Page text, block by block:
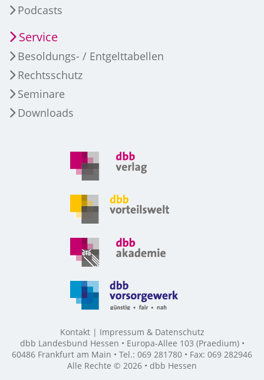
Podcasts
Service
Besoldungs- / Entgelttabellen
Rechtsschutz
Seminare
Downloads
Kontakt
Impressum & Datenschutz
dbb Landesbund Hessen • Europa-Allee 103 (Praedium) •
60486 Frankfurt am Main • Tel.: 069 281780 • Fax: 069 282946
Alle Rechte © 2026 • dbb Hessen